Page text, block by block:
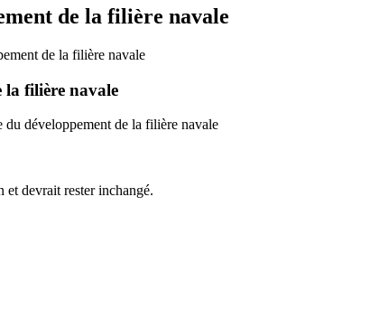
de la filière navale
de la filière navale
la filière navale
du développement de la filière navale
et devrait rester inchangé.